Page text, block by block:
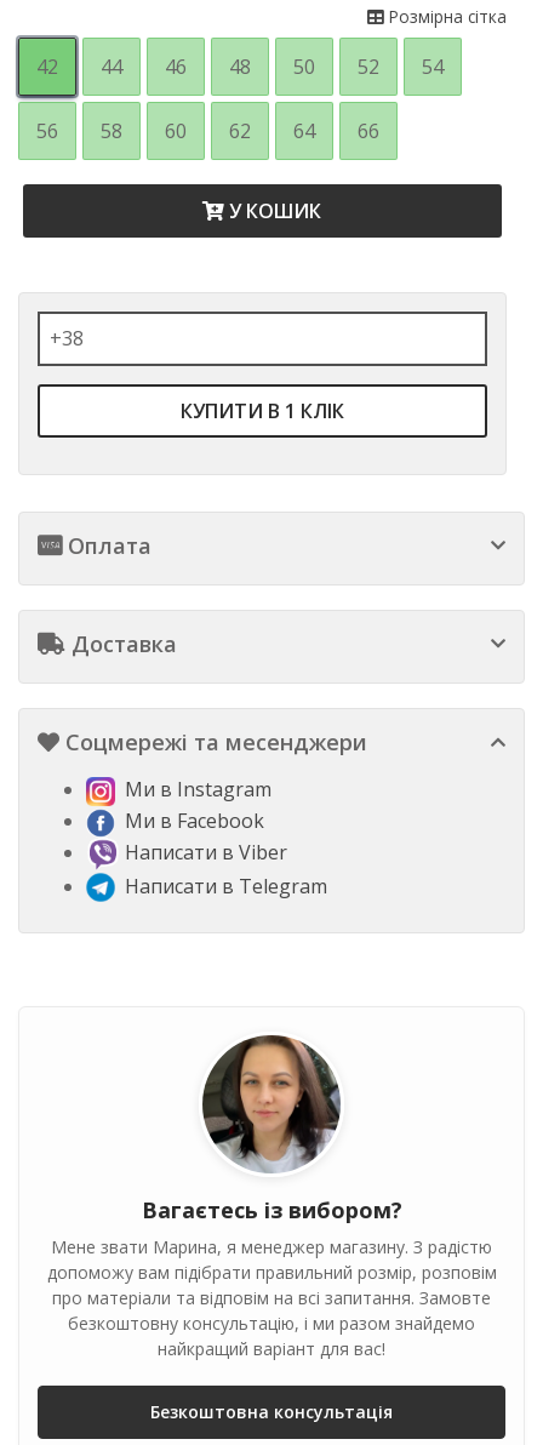
Розмірна сітка
42 44 46 48 50 52 54
56 58 60 62 64 66
У КОШИК
КУПИТИ В 1 КЛІК
Оплата
Доставка
Соцмережі та месенджери
Ми в Instagram
Ми в Facebook
Написати в Viber
Написати в Telegram
Вагаєтесь із вибором?
Мене звати Марина, я менеджер магазину. З радістю
допоможу вам підібрати правильний розмір, розповім
про матеріали та відповім на всі запитання. Замовте
безкоштовну консультацію, і ми разом знайдемо
найкращий варіант для вас!
Безкоштовна консультація